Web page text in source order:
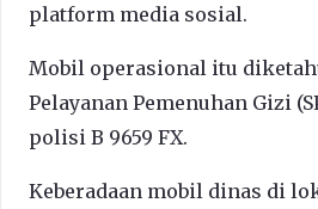
platform media sosial.
Mobil operasional itu
Pelayanan Pemenuhan Gizi
polisi B 9659 FX.
Keberadaan mobil dinas di